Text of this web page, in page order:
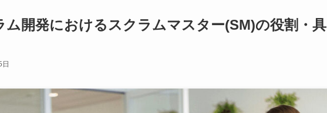
ム開発におけるスクラムマスター(SM)の役割・具